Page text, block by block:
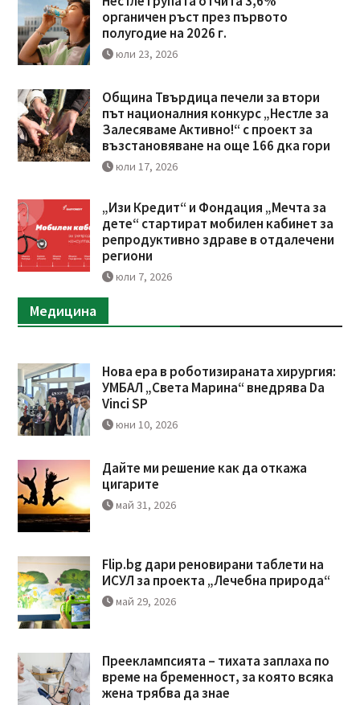
органичен ръст през първото
полугодие на 2026 г.
юли 23, 2026
Община Твърдица печели за втори
път националния конкурс „Нестле за
Залесяваме Активно!“ с проект за
възстановяване на още 166 дка гори
юли 17, 2026
„Изи Кредит“ и Фондация „Мечта за
дете“ стартират мобилен кабинет за
репродуктивно здраве в отдалечени
региони
юли 7, 2026
Медицина
Нова ера в роботизираната хирургия:
УМБАЛ „Света Марина“ внедрява Da
Vinci SP
юни 10, 2026
Дайте ми решение как да откажа
цигарите
май 31, 2026
Flip.bg дари реновирани таблети на
ИСУЛ за проекта „Лечебна природа“
май 29, 2026
Прееклампсията – тихата заплаха по
време на бременност, за която всяка
жена трябва да знае